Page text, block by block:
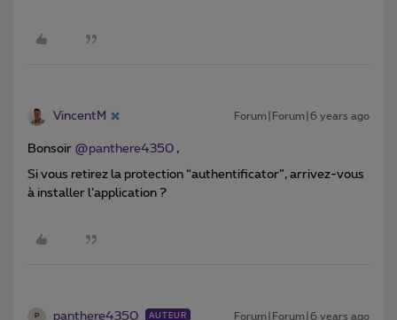
VincentM Forum|Forum|6 years ago
Bonsoir @panthere4350 ,
Si vous retirez la protection “authentificator”, arrivez-vous
à installer l’application ?
P panthere4350 AUTEUR Forum|Forum|6 years ago